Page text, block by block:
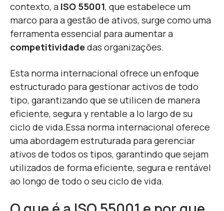
contexto, a ISO 55001, que estabelece um
marco para a gestão de ativos, surge como uma
ferramenta essencial para aumentar a
competitividade das organizações.
Esta norma internacional ofrece un enfoque
estructurado para gestionar activos de todo
tipo, garantizando que se utilicen de manera
eficiente, segura y rentable a lo largo de su
ciclo de vida.Essa norma internacional oferece
uma abordagem estruturada para gerenciar
ativos de todos os tipos, garantindo que sejam
utilizados de forma eficiente, segura e rentável
ao longo de todo o seu ciclo de vida.